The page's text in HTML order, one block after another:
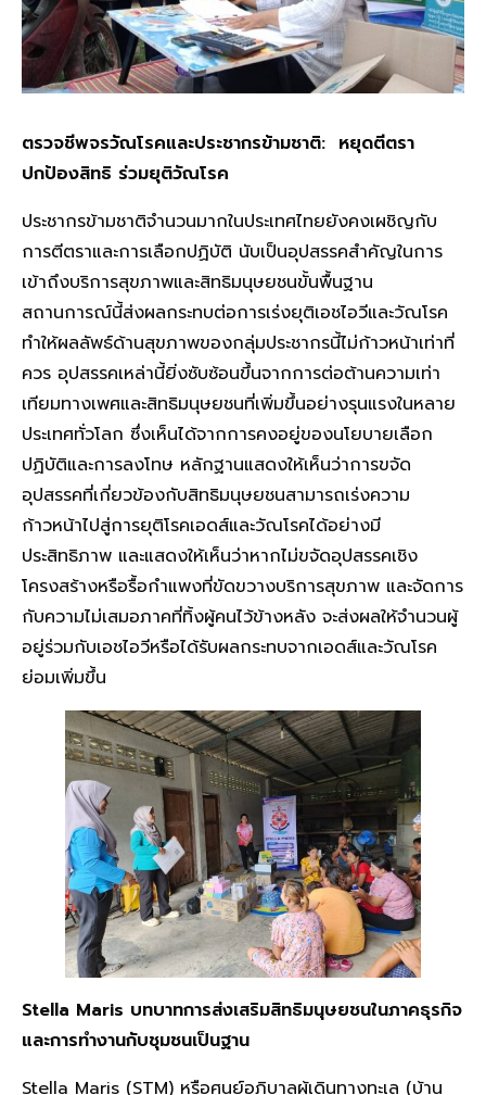
ตรวจชีพจรวัณโรคและประชากรข้ามชาติ: หยุดตีตรา
ปกป้องสิทธิ ร่วมยุติวัณโรค
ประชากรข้ามชาติจำนวนมากในประเทศไทยยังคงเผชิญกับ
การตีตราและการเลือกปฏิบัติ นับเป็นอุปสรรคสำคัญในการ
เข้าถึงบริการสุขภาพและสิทธิมนุษยชนขั้นพื้นฐาน
สถานการณ์นี้ส่งผลกระทบต่อการเร่งยุติเอชไอวีและวัณโรค
ทำให้ผลลัพธ์ด้านสุขภาพของกลุ่มประชากรนี้ไม่ก้าวหน้าเท่าที่
ควร อุปสรรคเหล่านี้ยิ่งซับซ้อนขึ้นจากการต่อต้านความเท่า
เทียมทางเพศและสิทธิมนุษยชนที่เพิ่มขึ้นอย่างรุนแรงในหลาย
ประเทศทั่วโลก ซึ่งเห็นได้จากการคงอยู่ของนโยบายเลือก
ปฏิบัติและการลงโทษ หลักฐานแสดงให้เห็นว่าการขจัด
อุปสรรคที่เกี่ยวข้องกับสิทธิมนุษยชนสามารถเร่งความ
ก้าวหน้าไปสู่การยุติโรคเอดส์และวัณโรคได้อย่างมี
ประสิทธิภาพ และแสดงให้เห็นว่าหากไม่ขจัดอุปสรรคเชิง
โครงสร้างหรือรื้อกำแพงที่ขัดขวางบริการสุขภาพ และจัดการ
กับความไม่เสมอภาคที่ทิ้งผู้คนไว้ข้างหลัง จะส่งผลให้จำนวนผู้
อยู่ร่วมกับเอชไอวีหรือได้รับผลกระทบจากเอดส์และวัณโรค
ย่อมเพิ่มขึ้น
Stella Maris บทบาทการส่งเสริมสิทธิมนุษยชนในภาคธุรกิจ
และการทำงานกับชุมชนเป็นฐาน
Stella Maris (STM) หรือศูนย์อภิบาลผู้เดินทางทะเล (บ้าน